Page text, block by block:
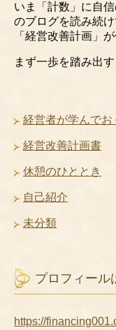
いま「計数」に自
のブログを読み続
「経営改善計画」
まず一歩を踏み出
経営者が学んでお
経営改善計画書
休憩のひととき
自己紹介
未分類
プロフィール
https://